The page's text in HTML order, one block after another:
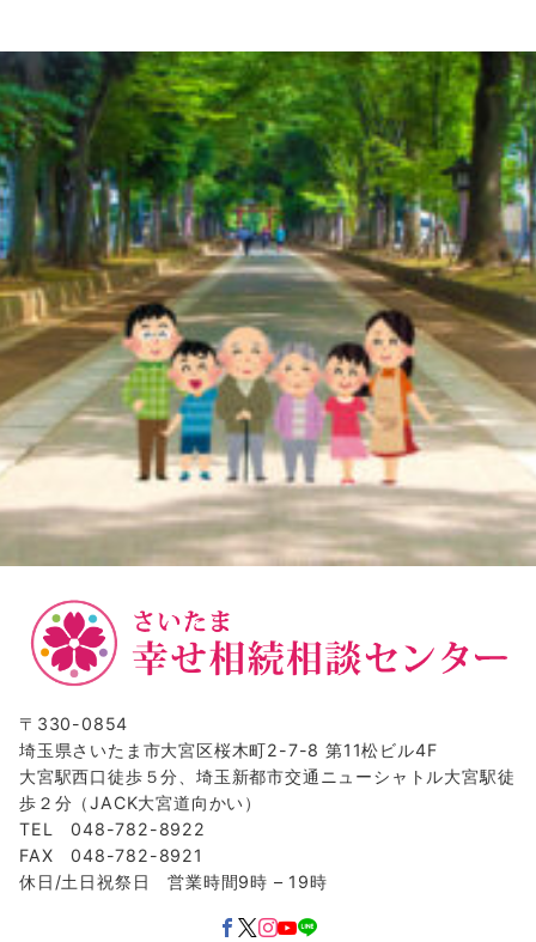
〒330-0854
埼玉県さいたま市大宮区桜木町2-7-8 第11松ビル4F
大宮駅西口徒歩５分、埼玉新都市交通ニューシャトル大宮駅徒
歩２分（JACK大宮道向かい）
TEL 048-782-8922
FAX 048-782-8921
休日/土日祝祭日 営業時間9時 – 19時